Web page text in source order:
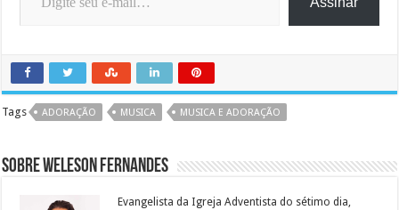
Tags ADORAÇÃO MUSICA MUSICA E ADORAÇÃO
Sobre Weleson Fernandes
Evangelista da Igreja Adventista do sétimo dia,